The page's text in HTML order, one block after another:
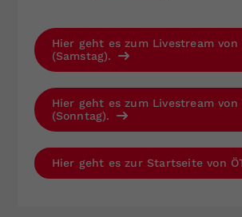
Hier geht es zum Livestream von
(Samstag).
Hier geht es zum Livestream von
(Sonntag).
Hier geht es zur Startseite von